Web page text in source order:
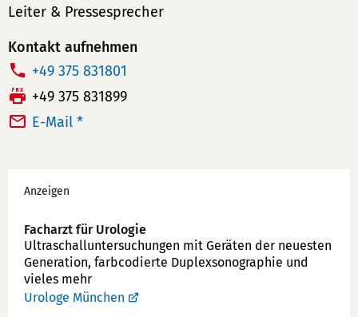
Leiter & Pressesprecher
Kontakt aufnehmen
T
e
l
n
u
m
m
e
+49 375 831801
F
a
+49 375 831899
E-Mail *
Werbung
Anzeigen
Facharzt für Urologie
Ultraschallunter­suchungen mit Geräten der neuesten
Generation, farbcodierte Duplex­sonographie und
vieles mehr
Urologe München